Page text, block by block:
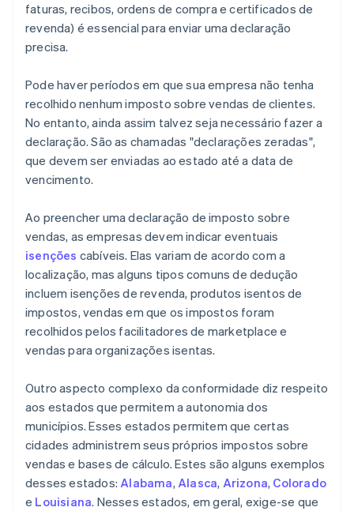
faturas, recibos, ordens de compra e certificados de
revenda) é essencial para enviar uma declaração
precisa.
Pode haver períodos em que sua empresa não tenha
recolhido nenhum imposto sobre vendas de clientes.
No entanto, ainda assim talvez seja necessário fazer a
declaração. São as chamadas "declarações zeradas",
que devem ser enviadas ao estado até a data de
vencimento.
Ao preencher uma declaração de imposto sobre
vendas, as empresas devem indicar eventuais
isenções cabíveis. Elas variam de acordo com a
localização, mas alguns tipos comuns de dedução
incluem isenções de revenda, produtos isentos de
impostos, vendas em que os impostos foram
recolhidos pelos facilitadores de marketplace e
vendas para organizações isentas.
Outro aspecto complexo da conformidade diz respeito
aos estados que permitem a autonomia dos
municípios. Esses estados permitem que certas
cidades administrem seus próprios impostos sobre
vendas e bases de cálculo. Estes são alguns exemplos
desses estados:Alabama,Alasca, Arizona, Colorado
e Louisiana. Nesses estados, em geral, exige-se que